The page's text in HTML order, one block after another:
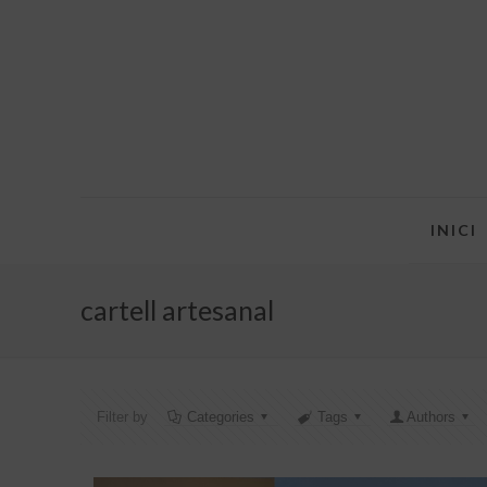
INICI
cartell artesanal
Filter by Categories Tags Authors